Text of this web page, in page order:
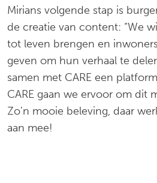
Mirians volgende stap is
de creatie van content: “We
tot leven brengen en
geven om hun verhaal te
samen met CARE een
CARE gaan we ervoor om dit
Zo’n mooie beleving, daar
aan mee!